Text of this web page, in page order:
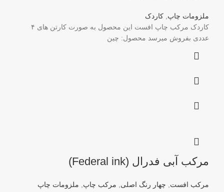
ملزومات چاپ, کاردک
کاردک مرکب چاپ افست این محصول به صورت کارتن های ۴
عددی بفروش میرسد محصول: چین
مرکب آبی فدرال (Federal ink)
مرکب افست, چهار رنگ اصلی, مرکب چاپ, ملزومات چاپ